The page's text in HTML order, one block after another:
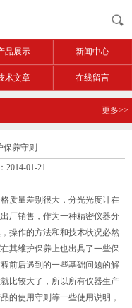
品展示 新闻中心
术文章 在线留言
更多>>
养守则
2014-01-21
质量差别很大，分光光度计在
厂销售，作为一种精密仪器分
操作的方法和和技术状况必然
在其维护保养上也出具了一些保
前后遇到的一些基础问题的解
比较大了，所以所有仪器生产
的使用守则等一些使用说明，